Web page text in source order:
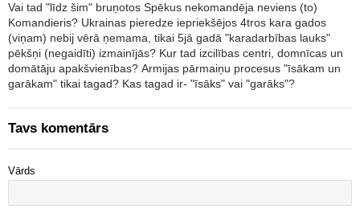
Vai tad "līdz šim" bruņotos Spēkus nekomandēja neviens (to)
Komandieris? Ukrainas pieredze iepriekšējos 4tros kara gados
(viņam) nebij vērā ņemama, tikai 5jā gadā "karadarbības lauks"
pēkšņi (negaidīti) izmainījās? Kur tad izcilības centri, domnīcas un
domātāju apakšvienības? Armijas pārmaiņu procesus "īsākam un
garākam" tikai tagad? Kas tagad ir- "īsāks" vai "garāks"?
Tavs komentārs
Vārds